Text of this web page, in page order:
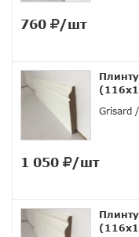
760 /шт
Grisard
1 050 /шт